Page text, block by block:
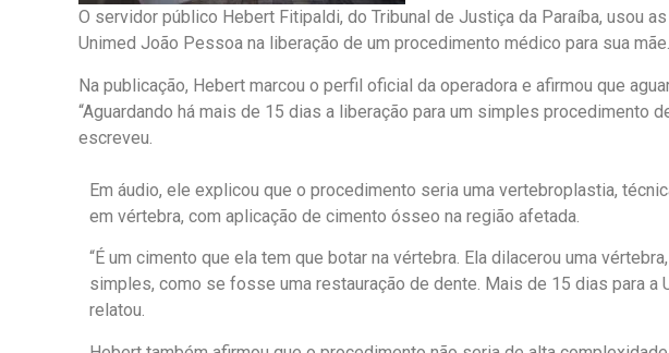
O servidor público Hebert Fitipaldi, do Tribunal de Justiça da Paraíba, usou
Unimed João Pessoa na liberação de um procedimento médico para sua mãe.
Na publicação, Hebert marcou o perfil oficial da operadora e afirmou que
“Aguardando há mais de 15 dias a liberação para um simples procedimento
escreveu.
Em áudio, ele explicou que o procedimento seria uma vertebroplastia,
em vértebra, com aplicação de cimento ósseo na região afetada.
“É um cimento que ela tem que botar na vértebra. Ela dilacerou uma
simples, como se fosse uma restauração de dente. Mais de 15 dias para a
relatou.